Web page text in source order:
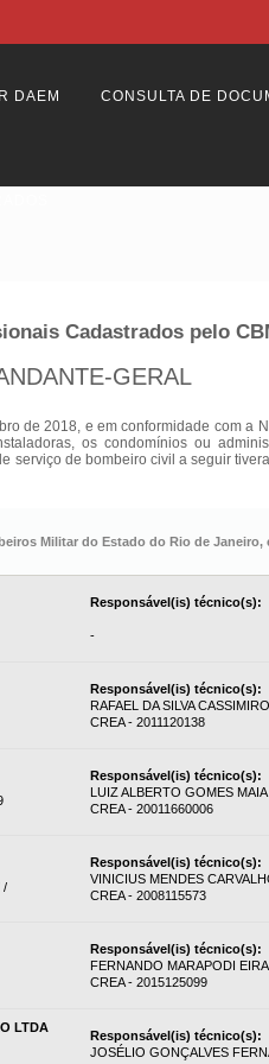
DAEM CONSULTA DE
Cadastrados pelo
GERAL
de 2018, e em conformidade com a
os condomínios ou
de bombeiro civil a seguir
Militar do Estado do Rio de
Responsável(is) técnico(s):
-
Responsável(is) técnico(s):
RAFAEL DA SILVA CASSIMIRO
CREA - 2011120138
Responsável(is) técnico(s):
LUIZ ALBERTO GOMES MAIA
CREA - 20011660006
/
Responsável(is) técnico(s):
VINICIUS MENDES
CREA - 2008115573
Responsável(is) técnico(s):
FERNANDO MARAPODI EIRA
CREA - 2015125099
LTDA
Responsável(is) técnico(s):
JOSÉLIO GONÇALVES